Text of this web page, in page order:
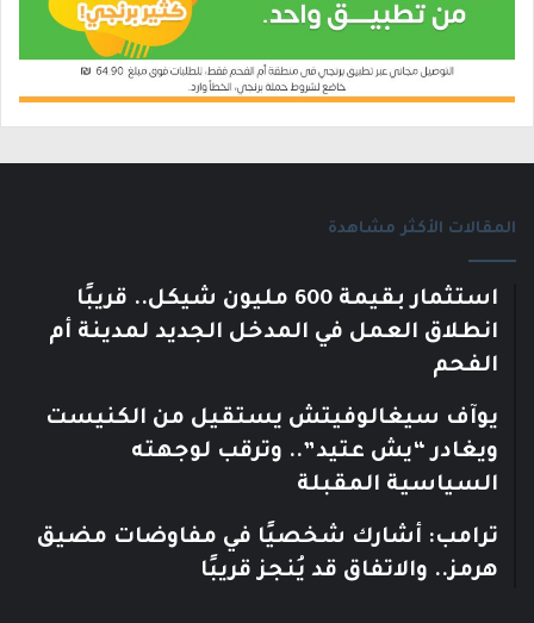
المقالات الأكثر مشاهدة
استثمار بقيمة 600 مليون شيكل.. قريبًا
انطلاق العمل في المدخل الجديد لمدينة أم
الفحم
يوآف سيغالوفيتش يستقيل من الكنيست
ويغادر “يش عتيد”.. وترقب لوجهته
السياسية المقبلة
ترامب: أشارك شخصيًا في مفاوضات مضيق
هرمز.. والاتفاق قد يُنجز قريبًا